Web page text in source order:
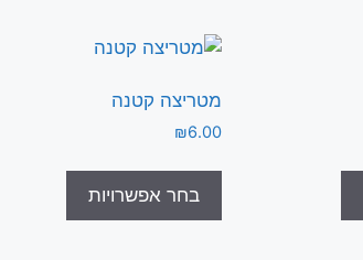
מטריצה קטנה
₪6.00
בחר אפשרויות
יש